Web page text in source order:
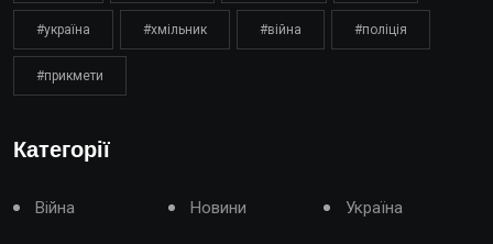
#україна #хмільник #війна #поліція
#прикмети
Категорії
Війна Новини Україна